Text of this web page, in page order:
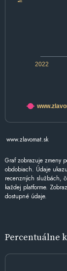
2022
www.zlavomat.sk
Graf zobrazuje zmeny
obdobiach. Údaje
recenzných službách,
každej platforme.
dostupné údaje.
Percentuálne